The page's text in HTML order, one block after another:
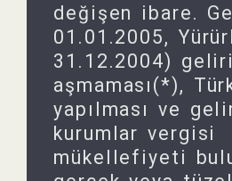
değişen ibare.
01.01.2005,
31.12.2004)
aşmaması(*),
yapılması ve
kurumlar vergisi
mükellefiyeti